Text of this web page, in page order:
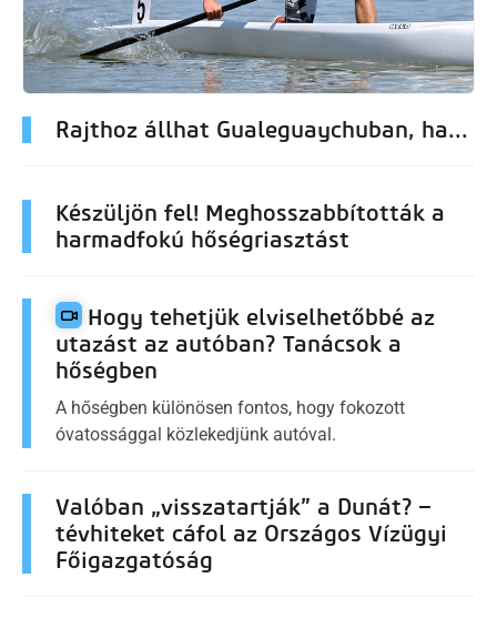
Rajthoz állhat Gualeguaychuban, ha...
Készüljön fel! Meghosszabbították a
harmadfokú hőségriasztást
Hogy tehetjük elviselhetőbbé az
utazást az autóban? Tanácsok a
hőségben
A hőségben különösen fontos, hogy fokozott
óvatossággal közlekedjünk autóval.
Valóban „visszatartják” a Dunát? –
tévhiteket cáfol az Országos Vízügyi
Főigazgatóság